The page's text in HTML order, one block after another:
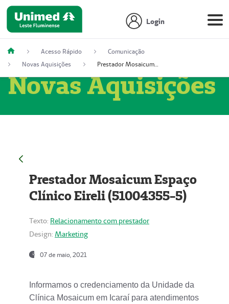
Login
Acesso Rápido
Comunicação
Novas Aquisições
Prestador Mosaicum Espaço Clínico Eireli (51004355-5)
Novas Aquisições
Prestador Mosaicum Espaço
Clínico Eireli (51004355-5)
Texto: Relacionamento com prestador
Design: Marketing
07 de maio, 2021
Informamos o credenciamento da Unidade da
Clínica Mosaicum em Icaraí para atendimentos